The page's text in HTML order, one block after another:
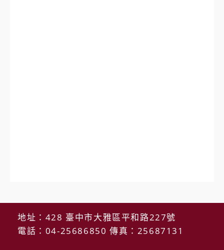
地址：428 臺中市大雅區平和路227號
電話：04-25686850 傳真：25687131